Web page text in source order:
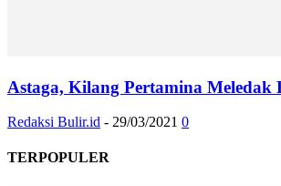
Astaga, Kilang Pertamina Meledak
Redaksi Bulir.id - 29/03/2021 0
TERPOPULER